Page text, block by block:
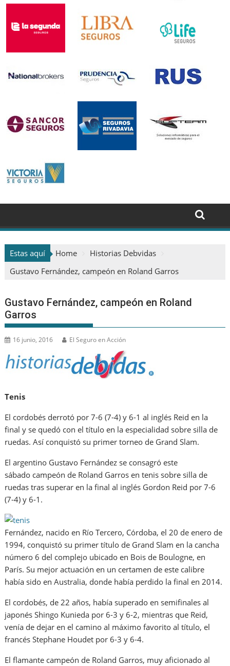
Estas aquí Home
Historias Debvidas
Gustavo Fernández, campeón en Roland Garros
Gustavo Fernández, campeón en Roland
Garros
16 junio, 2016 El Seguro en Acción
Tenis
El cordobés derrotó por 7-6 (7-4) y 6-1 al inglés Reid en la
final y se quedó con el título en la especialidad sobre silla de
ruedas. Así conquistó su primer torneo de Grand Slam.
El argentino Gustavo Fernández se consagró este
sábado campeón de Roland Garros en tenis sobre silla de
ruedas tras superar en la final al inglés Gordon Reid por 7-6
(7-4) y 6-1.
Fernández, nacido en Río Tercero, Córdoba, el 20 de enero de
1994, conquistó su primer título de Grand Slam en la cancha
número 6 del complejo ubicado en Bois de Boulogne, en
París. Su mejor actuación en un certamen de este calibre
había sido en Australia, donde había perdido la final en 2014.
El cordobés, de 22 años, había superado en semifinales al
japonés Shingo Kunieda por 6-3 y 6-2, mientras que Reid,
venía de dejar en el camino al máximo favorito al título, el
francés Stephane Houdet por 6-3 y 6-4.
El flamante campeón de Roland Garros, muy aficionado al